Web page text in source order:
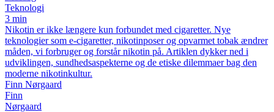
Teknologi
3 min
Nikotin er ikke længere kun forbundet med cigaretter. Nye
teknologier som e-cigaretter, nikotinposer og opvarmet tobak ændrer
måden, vi forbruger og forstår nikotin på. Artiklen dykker ned i
udviklingen, sundhedsaspekterne og de etiske dilemmaer bag den
moderne nikotinkultur.
Finn Nørgaard
Finn
Nørgaard